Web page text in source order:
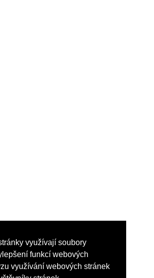
využívají soubory
funkcí webových
využívání webových stránek